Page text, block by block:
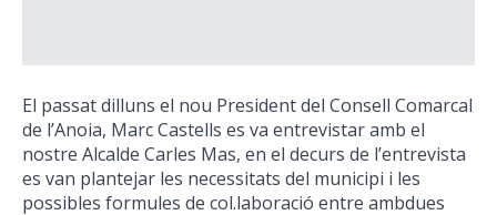
El passat dilluns el nou President del Consell Comarcal
de l’Anoia, Marc Castells es va entrevistar amb el
nostre Alcalde Carles Mas, en el decurs de l’entrevista
es van plantejar les necessitats del municipi i les
possibles formules de col.laboració entre ambdues